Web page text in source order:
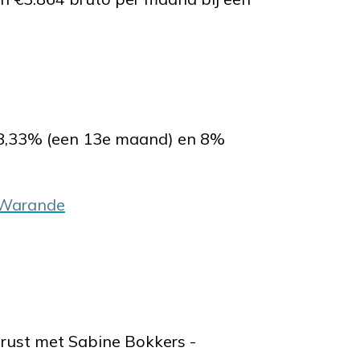
(een 13e maand) en 8%
met Sabine Bokkers -